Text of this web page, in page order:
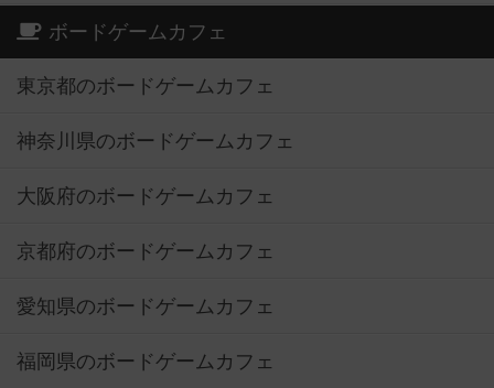
ボードゲームカフェ
東京都のボードゲームカフェ
神奈川県のボードゲームカフェ
大阪府のボードゲームカフェ
京都府のボードゲームカフェ
愛知県のボードゲームカフェ
福岡県のボードゲームカフェ